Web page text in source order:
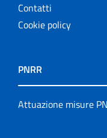
Contatti
Cookie policy
PNRR
Attuazione misure